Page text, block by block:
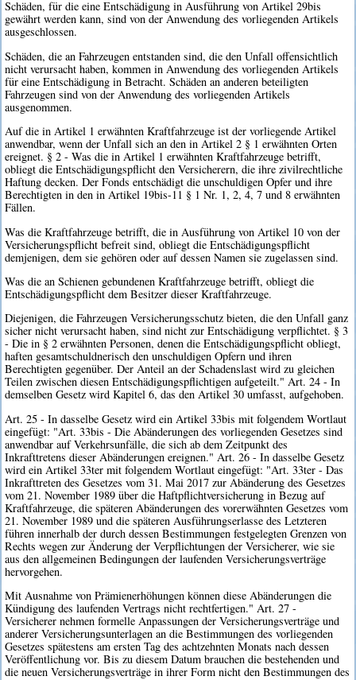
Schäden, für die eine Entschädigung in Ausführung von Artikel 29bis
gewährt werden kann, sind von der Anwendung des vorliegenden Artikels
ausgeschlossen.
Schäden, die an Fahrzeugen entstanden sind, die den Unfall offensichtlich
nicht verursacht haben, kommen in Anwendung des vorliegenden Artikels
für eine Entschädigung in Betracht. Schäden an anderen beteiligten
Fahrzeugen sind von der Anwendung des vorliegenden Artikels
ausgenommen.
Auf die in Artikel 1 erwähnten Kraftfahrzeuge ist der vorliegende Artikel
anwendbar, wenn der Unfall sich an den in Artikel 2 § 1 erwähnten Orten
ereignet. § 2 - Was die in Artikel 1 erwähnten Kraftfahrzeuge betrifft,
obliegt die Entschädigungspflicht den Versicherern, die ihre zivilrechtliche
Haftung decken. Der Fonds entschädigt die unschuldigen Opfer und ihre
Berechtigten in den in Artikel 19bis-11 § 1 Nr. 1, 2, 4, 7 und 8 erwähnten
Fällen.
Was die Kraftfahrzeuge betrifft, die in Ausführung von Artikel 10 von der
Versicherungspflicht befreit sind, obliegt die Entschädigungspflicht
demjenigen, dem sie gehören oder auf dessen Namen sie zugelassen sind.
Was die an Schienen gebundenen Kraftfahrzeuge betrifft, obliegt die
Entschädigungspflicht dem Besitzer dieser Kraftfahrzeuge.
Diejenigen, die Fahrzeugen Versicherungsschutz bieten, die den Unfall ganz
sicher nicht verursacht haben, sind nicht zur Entschädigung verpflichtet. § 3
- Die in § 2 erwähnten Personen, denen die Entschädigungspflicht obliegt,
haften gesamtschuldnerisch den unschuldigen Opfern und ihren
Berechtigten gegenüber. Der Anteil an der Schadenslast wird zu gleichen
Teilen zwischen diesen Entschädigungspflichtigen aufgeteilt." Art. 24 - In
demselben Gesetz wird Kapitel 6, das den Artikel 30 umfasst, aufgehoben.
Art. 25 - In dasselbe Gesetz wird ein Artikel 33bis mit folgendem Wortlaut
eingefügt: "Art. 33bis - Die Abänderungen des vorliegenden Gesetzes sind
anwendbar auf Verkehrsunfälle, die sich ab dem Zeitpunkt des
Inkrafttretens dieser Abänderungen ereignen." Art. 26 - In dasselbe Gesetz
wird ein Artikel 33ter mit folgendem Wortlaut eingefügt: "Art. 33ter - Das
Inkrafttreten des Gesetzes vom 31. Mai 2017 zur Abänderung des Gesetzes
vom 21. November 1989 über die Haftpflichtversicherung in Bezug auf
Kraftfahrzeuge, die späteren Abänderungen des vorerwähnten Gesetzes vom
21. November 1989 und die späteren Ausführungserlasse des Letzteren
führen innerhalb der durch dessen Bestimmungen festgelegten Grenzen von
Rechts wegen zur Änderung der Verpflichtungen der Versicherer, wie sie
aus den allgemeinen Bedingungen der laufenden Versicherungsverträge
hervorgehen.
Mit Ausnahme von Prämienerhöhungen können diese Abänderungen die
Kündigung des laufenden Vertrags nicht rechtfertigen." Art. 27 -
Versicherer nehmen formelle Anpassungen der Versicherungsverträge und
anderer Versicherungsunterlagen an die Bestimmungen des vorliegenden
Gesetzes spätestens am ersten Tag des achtzehnten Monats nach dessen
Veröffentlichung vor. Bis zu diesem Datum brauchen die bestehenden und
die neuen Versicherungsverträge in ihrer Form nicht den Bestimmungen des